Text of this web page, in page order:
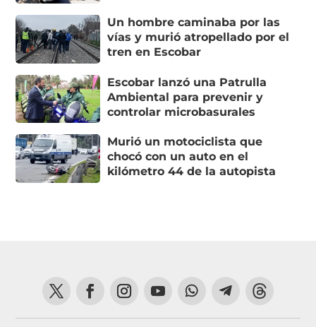
Un hombre caminaba por las
vías y murió atropellado por el
tren en Escobar
Escobar lanzó una Patrulla
Ambiental para prevenir y
controlar microbasurales
Murió un motociclista que
chocó con un auto en el
kilómetro 44 de la autopista